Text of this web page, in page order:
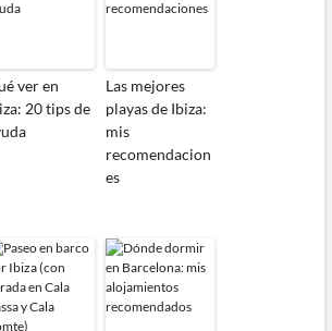
ver en
20 tips de
Las mejores
playas de Ibiza:
mis
recomendacion
es